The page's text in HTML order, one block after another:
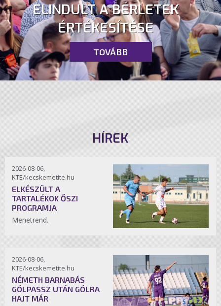
ELINDULT A BÉRLETEK
ÉRTÉKESÍTÉSE
TOVÁBB
HÍREK
2026-08-06,
KTE/kecskemetite.hu
ELKÉSZÜLT A
TARTALÉKOK ŐSZI
PROGRAMJA
Menetrend.
2026-08-06,
KTE/kecskemetite.hu
NÉMETH BARNABÁS
GÓLPASSZ UTÁN GÓLRA
HAJT MÁR